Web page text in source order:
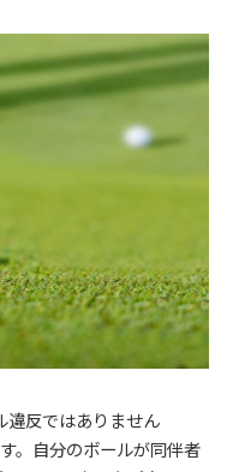
違反ではありません
。自分のボールが同伴者